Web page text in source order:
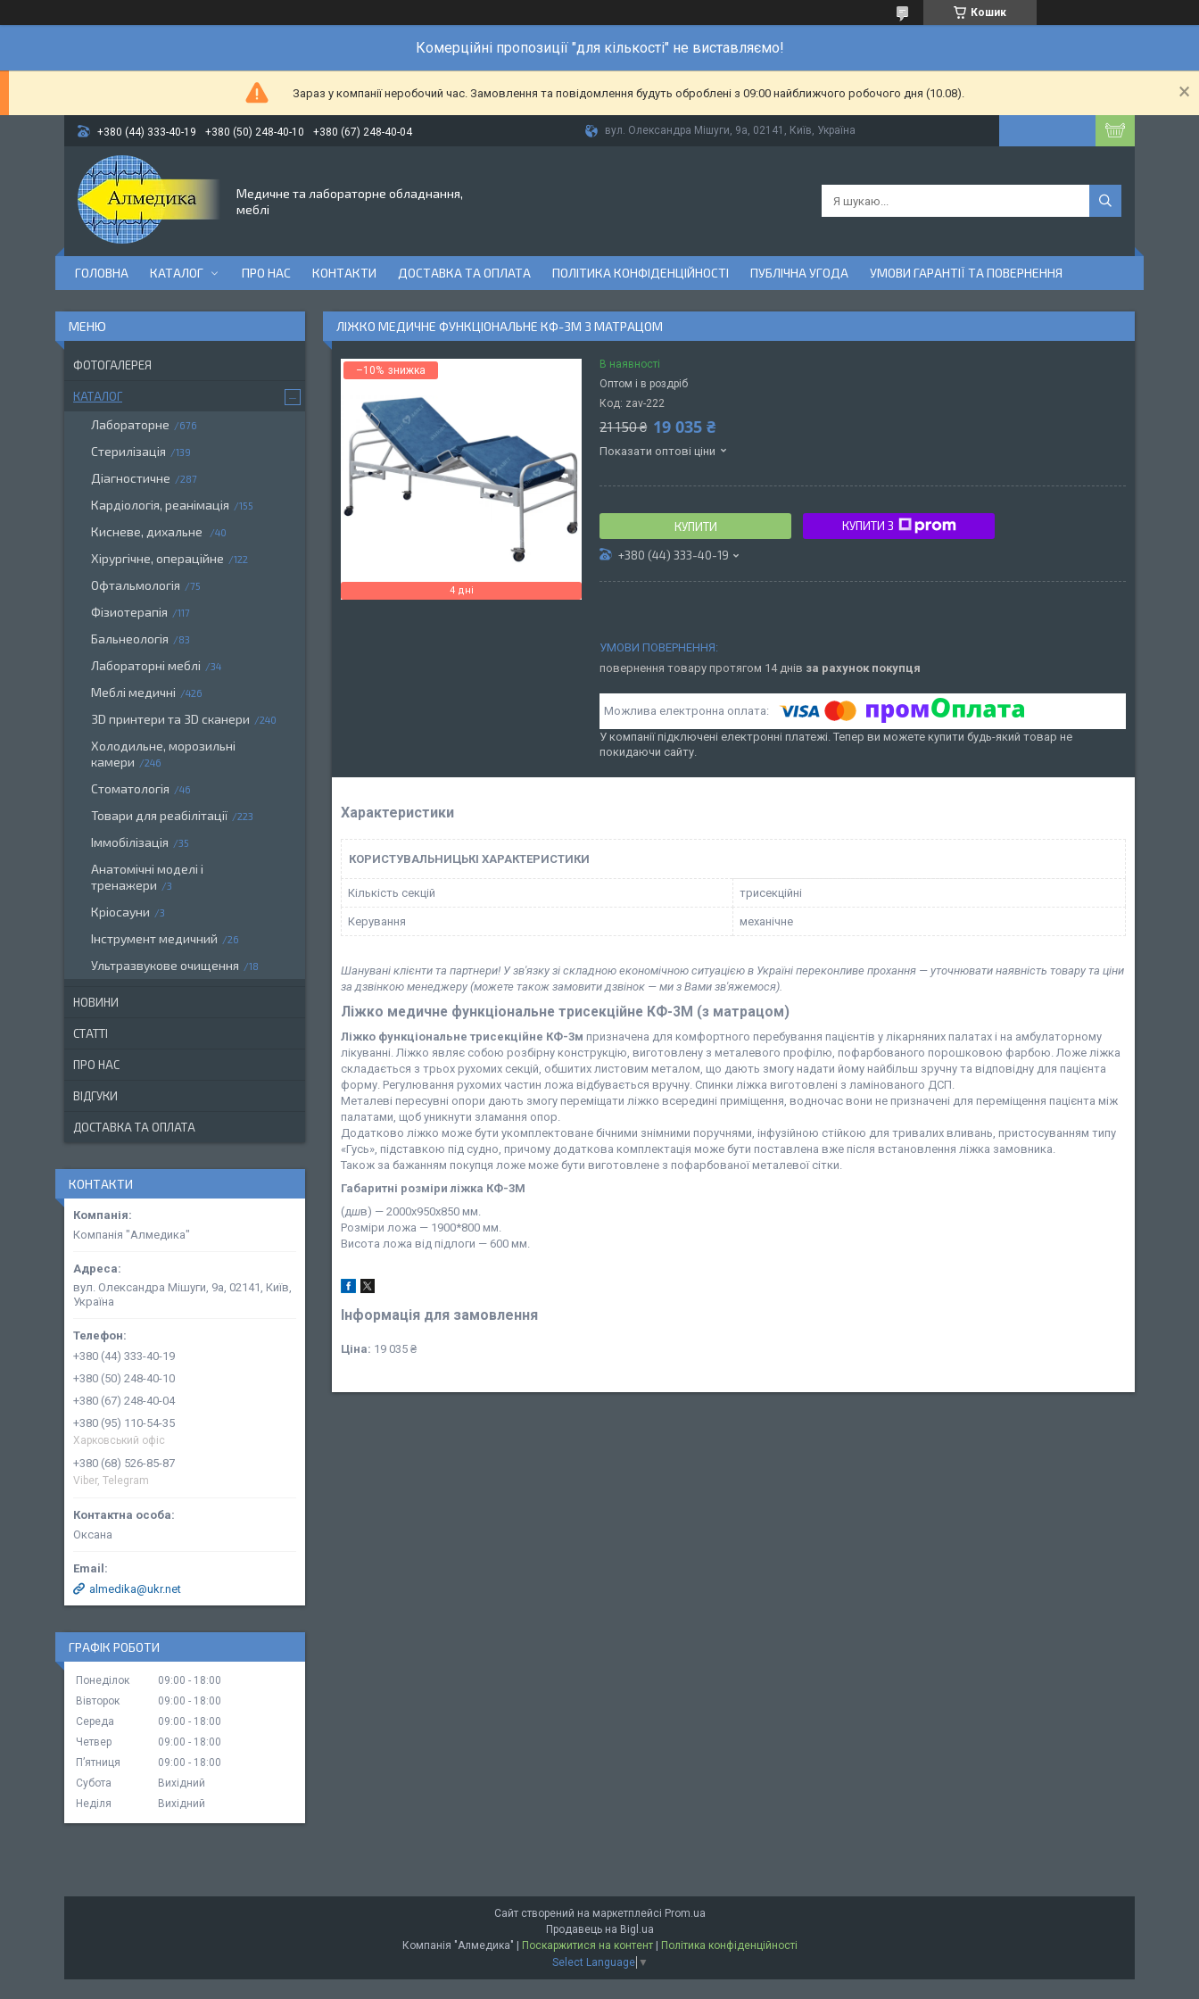
Кошик
Комерційні пропозиції "для кількості" не виставляємо!
Зараз у компанії неробочий час. Замовлення та повідомлення будуть оброблені з 09:00 найближчого робочого дня (10.08).
+380 (44) 333-40-19 +380 (50) 248-40-10 +380 (67) 248-40-04 вул. Олександра Мішуги, 9а, 02141, Київ, Україна
Медичне та лабораторне обладнання,
меблі
ГОЛОВНА КАТАЛОГ ПРО НАС КОНТАКТИ ДОСТАВКА ТА ОПЛАТА ПОЛІТИКА КОНФІДЕНЦІЙНОСТІ ПУБЛІЧНА УГОДА УМОВИ ГАРАНТІЇ ТА ПОВЕРНЕННЯ
ЛІЖКО МЕДИЧНЕ ФУНКЦІОНАЛЬНЕ КФ-3M З МАТРАЦОМ
–10%
4 дні
В наявності
Оптом і в роздріб
Код: zav-222
21 150 ₴ 19 035 ₴
Показати оптові ціни
КУПИТИ КУПИТИ З
+380 (44) 333-40-19
повернення товару протягом 14 днів за рахунок покупця
У компанії підключені електронні платежі. Тепер ви можете купити будь-який товар не
покидаючи сайту.
Характеристики
КОРИСТУВАЛЬНИЦЬКІ ХАРАКТЕРИСТИКИ
Кількість секцій трисекційні
Керування механічне
Шанувані клієнти та партнери! У зв'язку зі складною економічною ситуацією в Україні переконливе прохання — уточнювати наявність товару та ціни
за дзвінкою менеджеру (можете також замовити дзвінок — ми з Вами зв'яжемося).
Ліжко медичне функціональне трисекційне КФ-3M (з матрацом)
Ліжко функціональне трисекційне КФ-3м призначена для комфортного перебування пацієнтів у лікарняних палатах і на амбулаторному
лікуванні. Ліжко являє собою розбірну конструкцію, виготовлену з металевого профілю, пофарбованого порошковою фарбою. Ложе ліжка
складається з трьох рухомих секцій, обшитих листовим металом, що дають змогу надати йому найбільш зручну та відповідну для пацієнта
форму. Регулювання рухомих частин ложа відбувається вручну. Спинки ліжка виготовлені з ламінованого ДСП.
Металеві пересувні опори дають змогу переміщати ліжко всередині приміщення, водночас вони не призначені для переміщення пацієнта між
палатами, щоб уникнути зламання опор.
Додатково ліжко може бути укомплектоване бічними знімними поручнями, інфузійною стійкою для тривалих вливань, пристосуванням типу
«Гусь», підставкою під судно, причому додаткова комплектація може бути поставлена вже після встановлення ліжка замовника.
Також за бажанням покупця ложе може бути виготовлене з пофарбованої металевої сітки.
Габаритні розміри ліжка КФ-3М
(дшв) — 2000х950х850 мм.
Розміри ложа — 1900*800 мм.
Висота ложа від підлоги — 600 мм.
Інформація для замовлення
Ціна: 19 035 ₴
ФОТОГАЛЕРЕЯ
КАТАЛОГ
Лабораторне 676
Стерилізація 139
Діагностичне 287
Кардіологія, реанімація 155
Кисневе, дихальне 40
Хірургічне, операційне 122
Офтальмологія 75
Фізиотерапія 117
Бальнеологія 83
Лабораторні меблі 34
Меблі медичні 426
3D принтери та 3D сканери 240
Холодильне, морозильні
камери
246
Стоматологія 46
Товари для реабілітації 223
Іммобілізація 35
Анатомічні моделі і
тренажери
3
Кріосауни 3
Інструмент медичний 26
Ультразвукове очищення 18
НОВИНИ
СТАТТІ
ПРО НАС
ВІДГУКИ
ДОСТАВКА ТА ОПЛАТА
КОНТАКТИ
Компанія "Алмедика"
вул. Олександра Мішуги, 9а, 02141, Київ,
Україна
+380 (44) 333-40-19
+380 (50) 248-40-10
+380 (67) 248-40-04
+380 (95) 110-54-35
Харковський офіс
+380 (68) 526-85-87
Viber, Telegram
Оксана
almedika@ukr.net
ГРАФІК РОБОТИ
Понеділок 09:00
18:00
Вівторок
09:00
18:00
Середа
09:00
18:00
Четвер
09:00
18:00
Пʼятниця
09:00
18:00
Субота
Вихідний
Неділя
Вихідний
Сайт створений на маркетплейсі Prom.ua
Продавець на Bigl.ua
Поскаржитися на контент
Політика конфіденційності
Select Language ▼